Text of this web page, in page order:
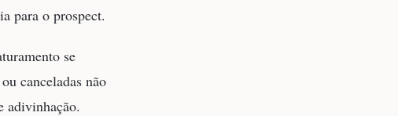
para o prospect.
se
canceladas não
adivinhação.